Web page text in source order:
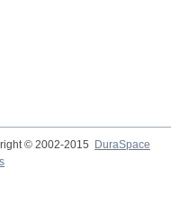
© 2002-2015
DuraSpace